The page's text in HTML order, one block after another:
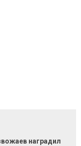
наградил